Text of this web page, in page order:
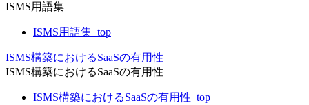
ISMS用語集
ISMS用語集_top
ISMS構築におけるSaaSの有用性
ISMS構築におけるSaaSの有用性
ISMS構築におけるSaaSの有用性_top